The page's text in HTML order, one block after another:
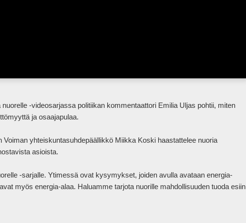
ja osaajapulaa.
yhteiskuntasuhdepäällikkö Miikka Koski haastattelee nuoria
asioista.
-sarjalle. Ytimessä ovat kysymykset, joiden avulla avataan energia-
myös energia-alaa. Haluamme tarjota nuorille mahdollisuuden tuoda esiin